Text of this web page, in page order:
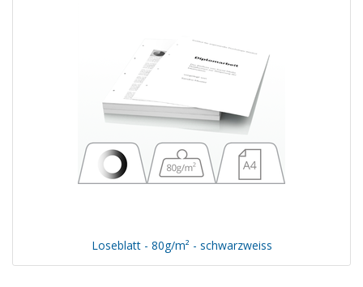
Loseblatt - 80g/m² - schwarzweiss